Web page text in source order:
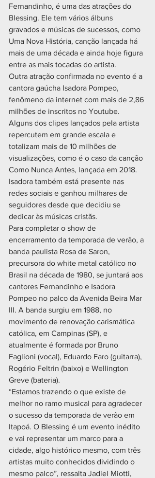
Fernandinho, é uma das atrações do
Blessing. Ele tem vários álbuns
gravados e músicas de sucessos, como
Uma Nova História, canção lançada há
mais de uma década e ainda hoje figura
entre as mais tocadas do artista.
Outra atração confirmada no evento é a
cantora gaúcha Isadora Pompeo,
fenômeno da internet com mais de 2,86
milhões de inscritos no Youtube.
Alguns dos clipes lançados pela artista
repercutem em grande escala e
totalizam mais de 10 milhões de
visualizações, como é o caso da canção
Como Nunca Antes, lançada em 2018.
Isadora também está presente nas
redes sociais e ganhou milhares de
seguidores desde que decidiu se
dedicar às músicas cristãs.
Para completar o show de
encerramento da temporada de verão, a
banda paulista Rosa de Saron,
precursora do white metal católico no
Brasil na década de 1980, se juntará aos
cantores Fernandinho e Isadora
Pompeo no palco da Avenida Beira Mar
III. A banda surgiu em 1988, no
movimento de renovação carismática
católica, em Campinas (SP), e
atualmente é formada por Bruno
Faglioni (vocal), Eduardo Faro (guitarra),
Rogério Feltrin (baixo) e Wellington
Greve (bateria).
“Estamos trazendo o que existe de
melhor no ramo musical para agradecer
o sucesso da temporada de verão em
Itapoá. O Blessing é um evento inédito
e vai representar um marco para a
cidade, algo histórico mesmo, com três
artistas muito conhecidos dividindo o
mesmo palco”, ressalta Jadiel Miotti,